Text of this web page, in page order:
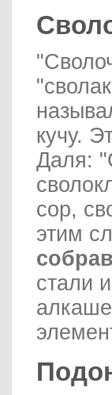
кучу.
Даля:
сор,
этим
стали